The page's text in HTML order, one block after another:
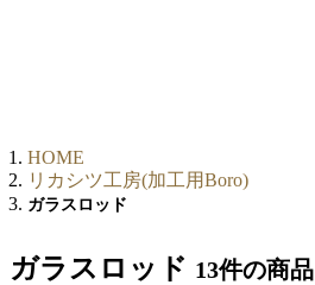
HOME
リカシツ工房(加工用Boro)
ガラスロッド
ガラスロッド 13件の商品